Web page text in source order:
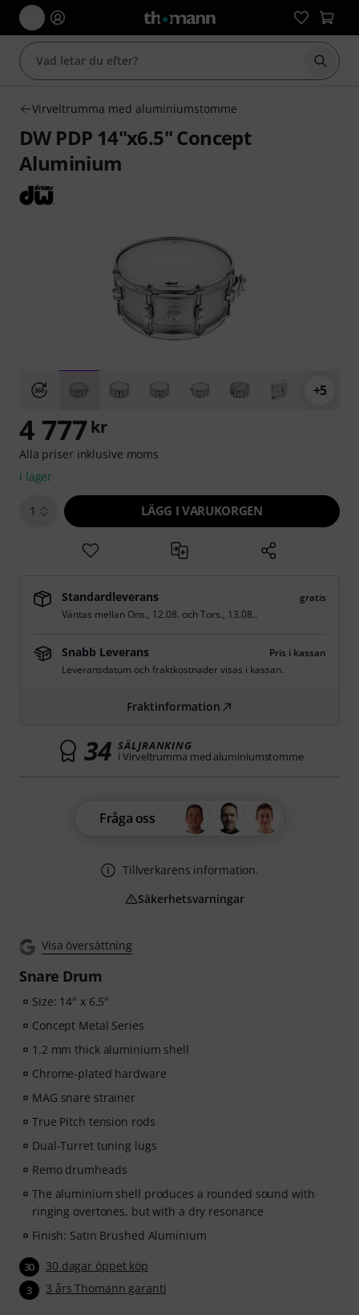
Börja
Virveltrumma med aluminiumstomme
DW PDP 14"x6.5" Concept
Aluminium
+5
Visa översättning
Snare Drum
Size: 14" x 6.5"
Concept Metal Series
1.2 mm thick aluminium shell
Chrome-plated hardware
MAG snare strainer
True Pitch tension rods
Dual-Turret tuning lugs
Remo drumheads
The aluminium shell produces a rounded sound with
ringing overtones, but with a dry resonance
Finish: Satin Brushed Aluminium
30 30 dagar öppet köp
3 3 års Thomann garanti
4 777 kr
Alla priser inklusive moms
i lager
1 LÄGG I VARUKORGEN
Standardleverans
gratis
Väntas mellan Ons., 12.08. ochTors., 13.08..
Snabb Leverans
Pris i kassan
Leveransdatum och fraktkostnader visas i kassan.
Fraktinformation
34 SÄLJRANKING
i Virveltrumma med aluminiumstomme
Fråga oss
Tillverkarens information.
Säkerhetsvarningar